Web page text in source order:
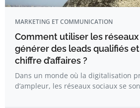
MARKETING ET COMMUNICATION
Comment utiliser les
générer des leads qualifiés
chiffre d’affaires ?
Dans un monde où la digitalisation
d’ampleur, les réseaux sociaux se